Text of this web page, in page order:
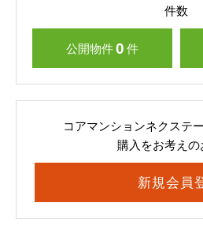
件数
公開物件0 件
コアマンションネクステ
購入をお考えの
新規会員